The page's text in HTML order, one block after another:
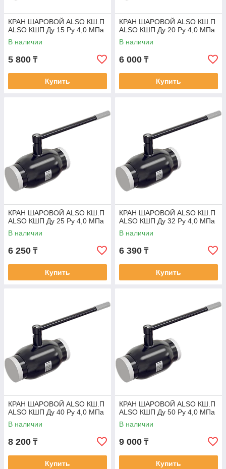
КРАН ШАРОВОЙ ALSO КШ.П
ALSO КШП Ду 15 Ру 4,0 МПа
В наличии
5 800 ₸
Купить
КРАН ШАРОВОЙ ALSO КШ.П
ALSO КШП Ду 20 Ру 4,0 МПа
В наличии
6 000 ₸
Купить
КРАН ШАРОВОЙ ALSO КШ.П
ALSO КШП Ду 25 Ру 4,0 МПа
В наличии
6 250 ₸
Купить
КРАН ШАРОВОЙ ALSO КШ.П
ALSO КШП Ду 32 Ру 4,0 МПа
В наличии
6 390 ₸
Купить
КРАН ШАРОВОЙ ALSO КШ.П
ALSO КШП Ду 40 Ру 4,0 МПа
В наличии
8 200 ₸
Купить
КРАН ШАРОВОЙ ALSO КШ.П
ALSO КШП Ду 50 Ру 4,0 МПа
В наличии
9 000 ₸
Купить